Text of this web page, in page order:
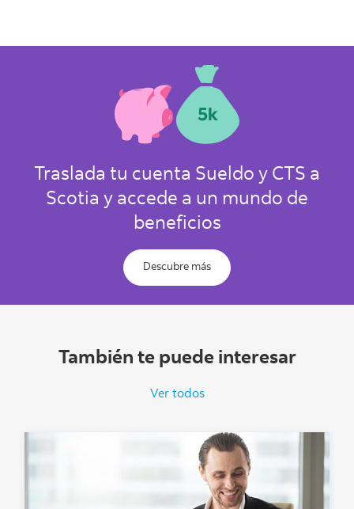
Traslada tu cuenta Sueldo y CTS a
Scotia y accede a un mundo de
beneficios
Descubre más
También te puede interesar
Ver todos